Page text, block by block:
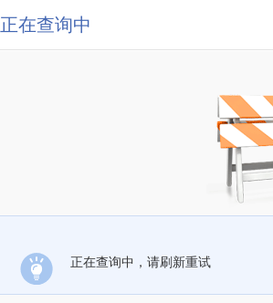
正在查询中
正在查询中，请刷新重试